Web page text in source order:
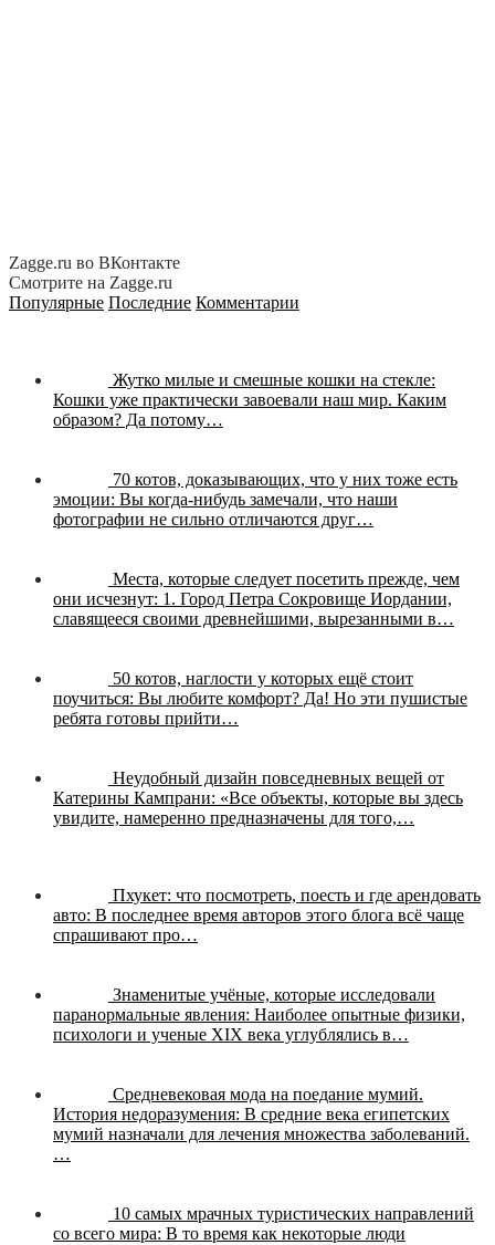
Zagge.ru во ВКонтакте
Смотрите на Zagge.ru
Популярные Последние Комментарии
Жутко милые и смешные кошки на стекле:
Кошки уже практически завоевали наш мир. Каким
образом? Да потому…
70 котов, доказывающих, что у них тоже есть
эмоции: Вы когда-нибудь замечали, что наши
фотографии не сильно отличаются друг…
Места, которые следует посетить прежде, чем
они исчезнут: 1. Город Петра Сокровище Иордании,
славящееся своими древнейшими, вырезанными в…
50 котов, наглости у которых ещё стоит
поучиться: Вы любите комфорт? Да! Но эти пушистые
ребята готовы прийти…
Неудобный дизайн повседневных вещей от
Катерины Кампрани: «Все объекты, которые вы здесь
увидите, намеренно предназначены для того,…
Пхукет: что посмотреть, поесть и где арендовать
авто: В последнее время авторов этого блога всё чаще
спрашивают про…
Знаменитые учёные, которые исследовали
паранормальные явления: Наиболее опытные физики,
психологи и ученые XIX века углублялись в…
Средневековая мода на поедание мумий.
История недоразумения: В средние века египетских
мумий назначали для лечения множества заболеваний.
…
10 самых мрачных туристических направлений
со всего мира: В то время как некоторые люди